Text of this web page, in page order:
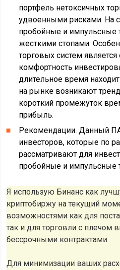
портфель нетоксичных
удвоенными рисками. На
пробойные и импульсные
жесткими стопами.
торговых систем является
комфортность
длительное время
на рынке возникают
короткий промежуток
прибыль.
Рекомендации. Данный
инвесторов, которые по
рассматривают для
пробойные и импульсные
Я использую Бинанс как
криптобиржу на текущий
возможностями как для
так и для торговли с плечом
бессрочными контрактами.
Для минимизации ваших